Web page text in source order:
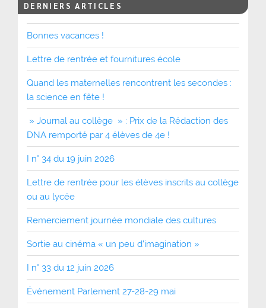
DERNIERS ARTICLES
Bonnes vacances !
Lettre de rentrée et fournitures école
Quand les maternelles rencontrent les secondes :
la science en fête !
» Journal au collège » : Prix de la Rédaction des
DNA remporté par 4 élèves de 4e !
I n° 34 du 19 juin 2026
Lettre de rentrée pour les élèves inscrits au collège
ou au lycée
Remerciement journée mondiale des cultures
Sortie au cinéma « un peu d’imagination »
I n° 33 du 12 juin 2026
Événement Parlement 27-28-29 mai